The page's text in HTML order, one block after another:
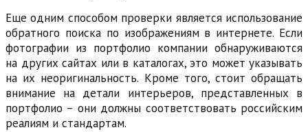
Еще одним способом проверки является использование
обратного поиска по изображениям в интернете. Если
фотографии из портфолио компании обнаруживаются
на других сайтах или в каталогах, это может указывать
на их неоригинальность. Кроме того, стоит обращать
внимание на детали интерьеров, представленных в
портфолио – они должны соответствовать российским
реалиям и стандартам.